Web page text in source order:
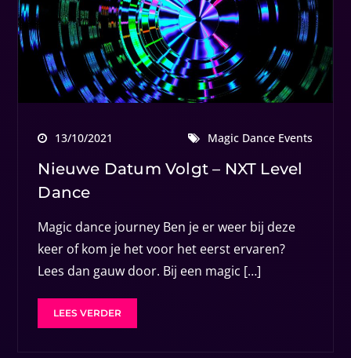
13/10/2021 Magic Dance Events
Nieuwe Datum Volgt – NXT Level
Dance
Magic dance journey Ben je er weer bij deze
keer of kom je het voor het eerst ervaren?
Lees dan gauw door. Bij een magic […]
LEES VERDER